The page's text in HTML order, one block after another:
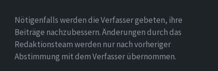
Nötigenfalls werden die Verfasser gebeten, ihre
Beiträge nachzubessern. Änderungen durch das
Redaktionsteam werden nur nach vorheriger
Abstimmung mit dem Verfasser übernommen.